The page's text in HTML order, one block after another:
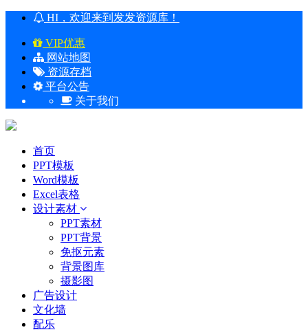
HI，欢迎来到发发资源库！
VIP优惠
网站地图
资源存档
平台公告
关于我们
首页
PPT模板
Word模板
Excel表格
设计素材
PPT素材
PPT背景
免抠元素
背景图库
摄影图
广告设计
文化墙
配乐